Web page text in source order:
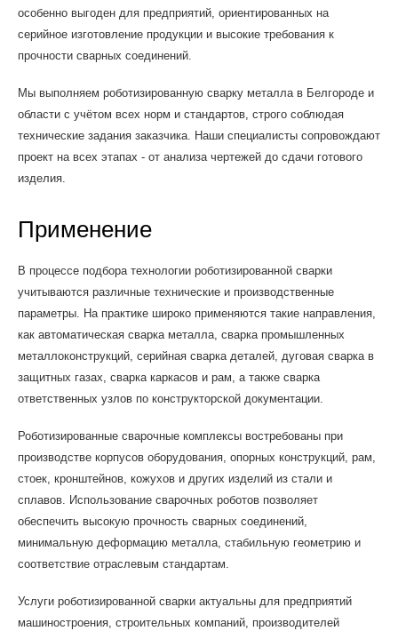
особенно выгоден для предприятий, ориентированных на
серийное изготовление продукции и высокие требования к
прочности сварных соединений.
Мы выполняем роботизированную сварку металла в Белгороде и
области с учётом всех норм и стандартов, строго соблюдая
технические задания заказчика. Наши специалисты сопровождают
проект на всех этапах - от анализа чертежей до сдачи готового
изделия.
Применение
В процессе подбора технологии роботизированной сварки
учитываются различные технические и производственные
параметры. На практике широко применяются такие направления,
как автоматическая сварка металла, сварка промышленных
металлоконструкций, серийная сварка деталей, дуговая сварка в
защитных газах, сварка каркасов и рам, а также сварка
ответственных узлов по конструкторской документации.
Роботизированные сварочные комплексы востребованы при
производстве корпусов оборудования, опорных конструкций, рам,
стоек, кронштейнов, кожухов и других изделий из стали и
сплавов. Использование сварочных роботов позволяет
обеспечить высокую прочность сварных соединений,
минимальную деформацию металла, стабильную геометрию и
соответствие отраслевым стандартам.
Услуги роботизированной сварки актуальны для предприятий
машиностроения, строительных компаний, производителей